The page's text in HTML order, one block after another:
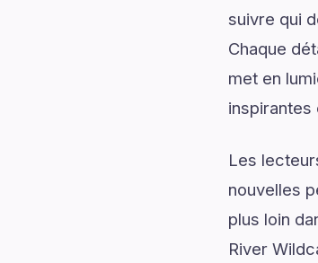
suivre qui
Chaque
met en
inspirantes
Les
nouvelles
plus loin
River